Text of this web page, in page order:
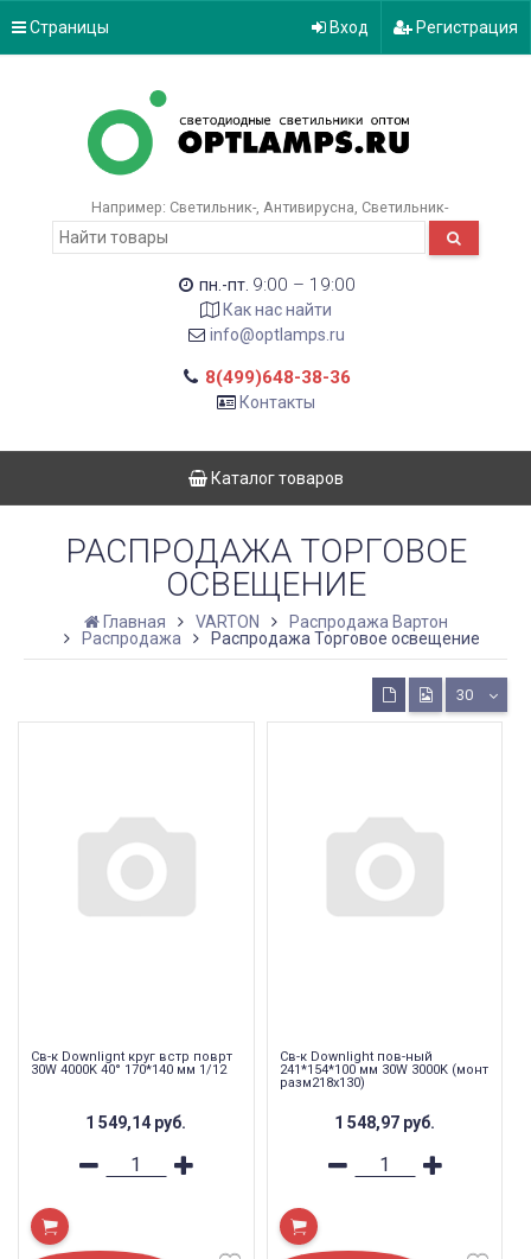
Страницы Вход Регистрация
Например: Светильник- Антивирусна Светильник-
пн.-пт. 9:00 – 19:00
Как нас найти
info@optlamps.ru
8(499)648-38-36
Контакты
Каталог товаров
РАСПРОДАЖА ТОРГОВОЕ
ОСВЕЩЕНИЕ
Главная VARTON
Распродажа Вартон
Распродажа
Распродажа Торговое освещение
30
Св-к Downlignt круг встр поврт
30W 4000K 40° 170*140 мм 1/12
1 549,14 руб.
Св-к Downlight пов-ный
241*154*100 мм 30W 3000K (монт
разм218х130)
1 548,97 руб.